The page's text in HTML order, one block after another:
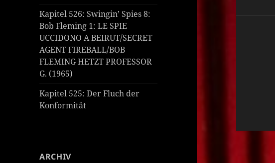
Kapitel 526: Swingin’ Spies 8:
Bob Fleming 1: LE SPIE
UCCIDONO A BEIRUT/SECRET
AGENT FIREBALL/BOB
FLEMING HETZT PROFESSOR
G. (1965)
Kapitel 525: Der Fluch der
Konformität
ARCHIV